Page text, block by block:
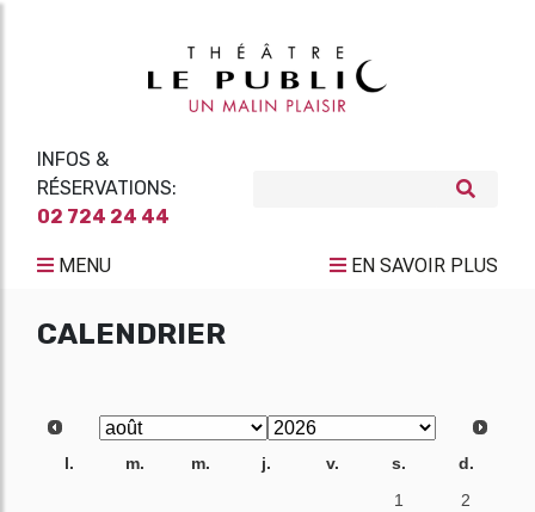
INFOS &
RÉSERVATIONS:
02 724 24 44
MENU EN SAVOIR PLUS
CALENDRIER
l. m. m. j. v. s.
d.
1 2